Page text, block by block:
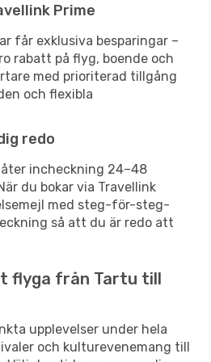
Prime
får exklusiva besparingar –
rabatt på flyg, boende och
med prioriterad tillgång
och flexibla
redo
incheckning 24–48
du bokar via Travellink
med steg-för-steg-
så att du är redo att
flyga från Tartu till
upplevelser under hela
och kulturevenemang till